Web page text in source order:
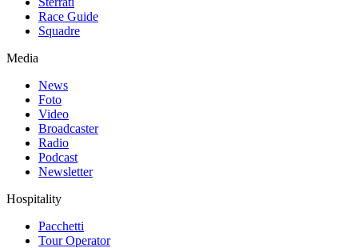
Race Guide
Squadre
Media
News
Foto
Video
Broadcaster
Radio
Podcast
Newsletter
Hospitality
Pacchetti
Tour Operator